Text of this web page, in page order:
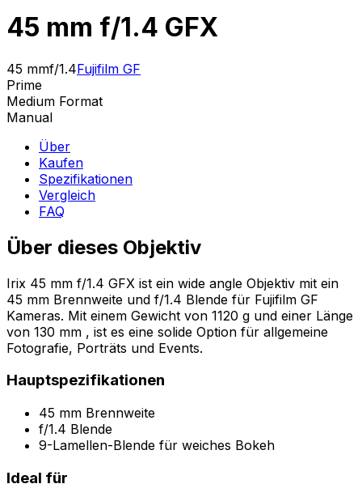
45 mm f/1.4 GFX
45 mmf/1.4Fujifilm GF
Prime
Medium Format
Manual
Über
Kaufen
Spezifikationen
Vergleich
FAQ
Über dieses Objektiv
Irix 45 mm f/1.4 GFX ist ein wide angle Objektiv mit ein
45 mm Brennweite und f/1.4 Blende für Fujifilm GF
Kameras. Mit einem Gewicht von 1120 g und einer Länge
von 130 mm , ist es eine solide Option für allgemeine
Fotografie, Porträts und Events.
Hauptspezifikationen
45 mm Brennweite
f/1.4 Blende
9-Lamellen-Blende für weiches Bokeh
Ideal für